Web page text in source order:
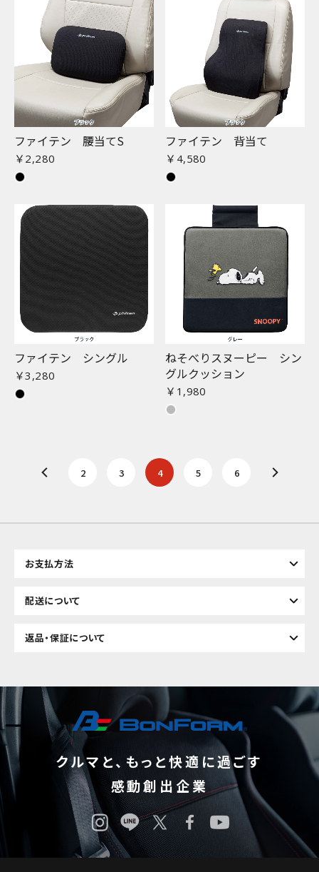
ファイテン 腰当てS
￥2,280
ファイテン 背当て
￥4,580
ファイテン シングル
￥3,280
ねそべりスヌーピー シン
グルクッション
￥1,980
2 3 4 5 6
お支払方法
配送について
返品・保証について
クルマと、もっと快適に過ごす
感動創出企業